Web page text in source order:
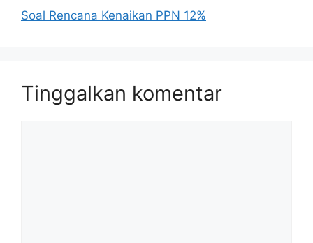
Soal Rencana Kenaikan PPN 12%
Tinggalkan komentar